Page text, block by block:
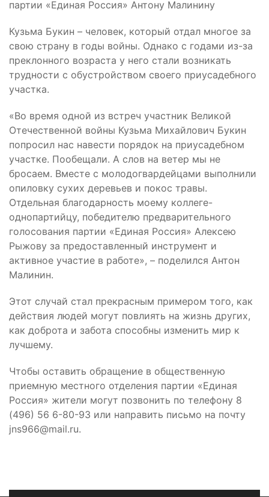
партии «Единая Россия» Антону Малинину
Кузьма Букин – человек, который отдал многое за
свою страну в годы войны. Однако с годами из-за
преклонного возраста у него стали возникать
трудности с обустройством своего приусадебного
участка.
«Во время одной из встреч участник Великой
Отечественной войны Кузьма Михайлович Букин
попросил нас навести порядок на приусадебном
участке. Пообещали. А слов на ветер мы не
бросаем. Вместе с молодогвардейцами выполнили
опиловку сухих деревьев и покос травы.
Отдельная благодарность моему коллеге-
однопартийцу, победителю предварительного
голосования партии «Единая Россия» Алексею
Рыжову за предоставленный инструмент и
активное участие в работе», – поделился Антон
Малинин.
Этот случай стал прекрасным примером того, как
действия людей могут повлиять на жизнь других,
как доброта и забота способны изменить мир к
лучшему.
Чтобы оставить обращение в общественную
приемную местного отделения партии «Единая
Россия» жители могут позвонить по телефону 8
(496) 56 6-80-93 или направить письмо на почту
jns966@mail.ru.